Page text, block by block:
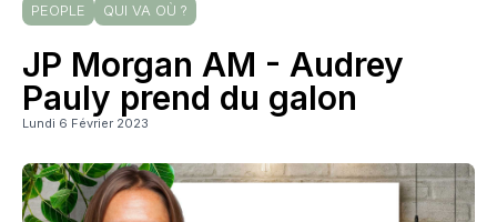
PEOPLE QUI VA OÙ ?
JP Morgan AM - Audrey
Pauly prend du galon
Lundi 6 Février 2023